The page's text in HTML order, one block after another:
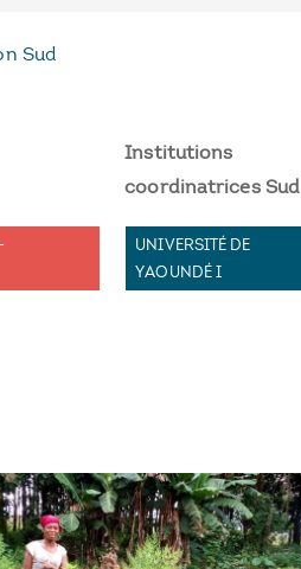
Sud
Institutions
coordinatrices Sud
UNIVERSITÉ DE
YAOUNDÉ I